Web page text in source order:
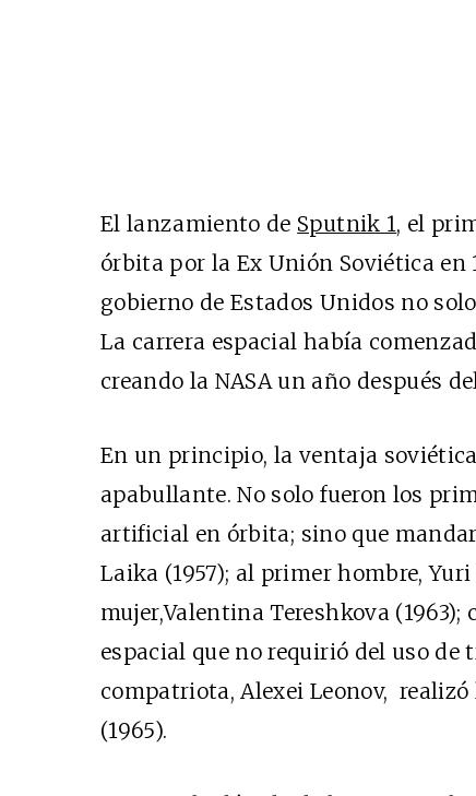
El lanzamiento de Sputnik 1, el
órbita por la Ex Unión Soviética en
gobierno de Estados Unidos no
La carrera espacial había
creando la NASA un año después
En un principio, la ventaja
apabullante. No solo fueron los
artificial en órbita; sino que
Laika (1957); al primer hombre,
mujer,Valentina Tereshkova
espacial que no requirió del uso de
compatriota, Alexei Leonov,
(1965).